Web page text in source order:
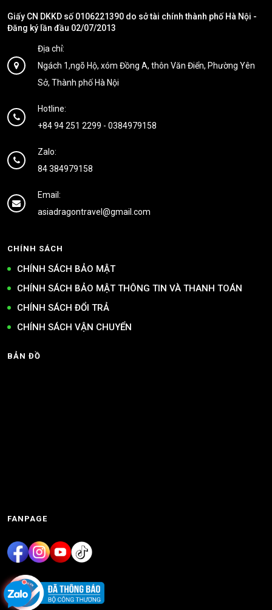
Giấy CN DKKD số 0106221390 do sở tài chính thành phố Hà Nội -
Đăng ký lần đầu 02/07/2013
Địa chỉ:
Ngách 1,ngõ Hộ, xóm Đồng A, thôn Văn Điển, Phường Yên
Sở, Thành phố Hà Nội
Hotline:
+84 94 251 2299 - 0384979158
Zalo:
84 384979158
Email:
asiadragontravel@gmail.com
CHÍNH SÁCH
CHÍNH SÁCH BẢO MẬT
CHÍNH SÁCH BẢO MẬT THÔNG TIN VÀ THANH TOÁN
CHÍNH SÁCH ĐỔI TRẢ
CHÍNH SÁCH VẬN CHUYỂN
BẢN ĐỒ
FANPAGE